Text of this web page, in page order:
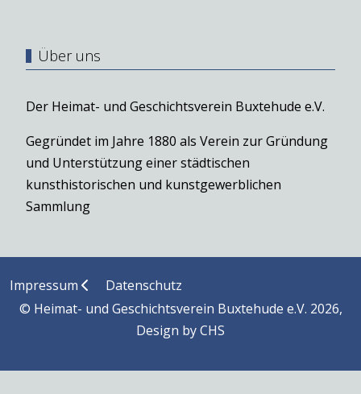
Über uns
Der Heimat- und Geschichtsverein Buxtehude e.V.
Gegründet im Jahre 1880 als Verein zur Gründung
und Unterstützung einer städtischen
kunsthistorischen und kunstgewerblichen
Sammlung
Impressum
Datenschutz
© Heimat- und Geschichtsverein Buxtehude e.V. 2026,
Design byCHS